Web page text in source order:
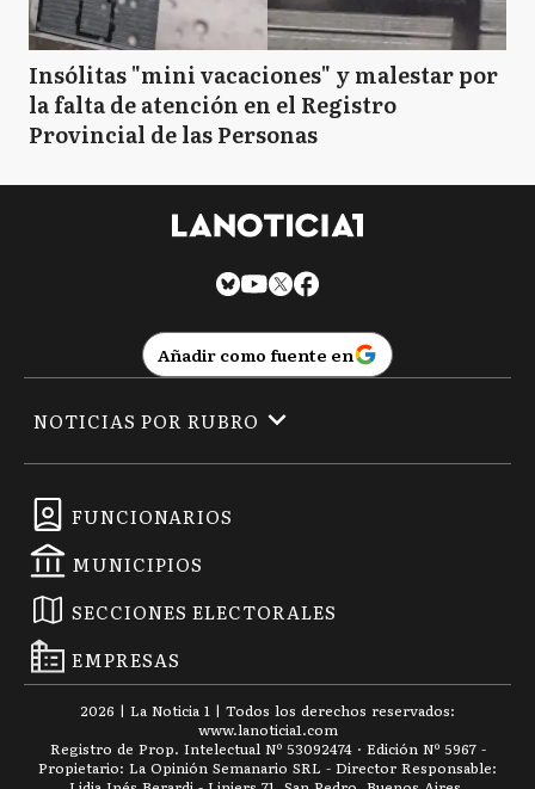
Insólitas "mini vacaciones" y malestar por
la falta de atención en el Registro
Provincial de las Personas
Añadir como fuente en
FUNCIONARIOS
MUNICIPIOS
SECCIONES ELECTORALES
EMPRESAS
NOTICIAS POR RUBRO
2026 | La Noticia 1 | Todos los derechos reservados:
www.lanoticia1.com
Registro de Prop. Intelectual Nº 53092474 · Edición Nº 5967 -
Propietario: La Opinión Semanario SRL - Director Responsable: